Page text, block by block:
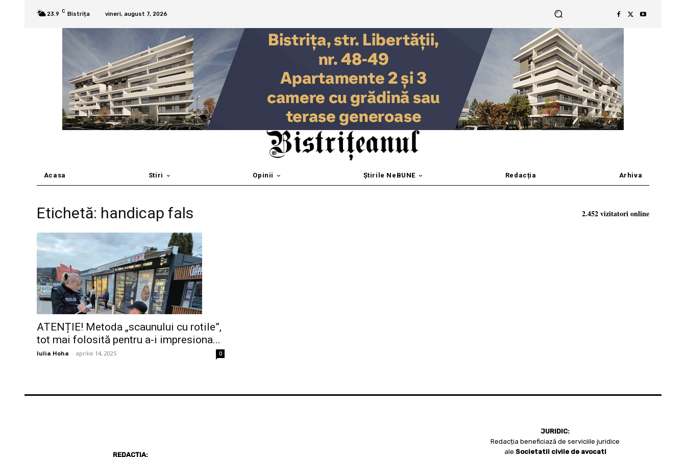
23.9 C Bistrița vineri, august 7, 2026
Acasa Stiri Opinii Știrile NeBUNE Redacția Arhiva
Etichetă: handicap fals
ATENȚIE! Metoda „scaunului cu rotile”,
tot mai folosită pentru a-i impresiona...
Iulia Hoha - aprilie 14, 2025 0
2.452 vizitatori online
REDACȚIA:
JURIDIC:
Redacția beneficiază de serviciile juridice
ale Societatii civile de avocati